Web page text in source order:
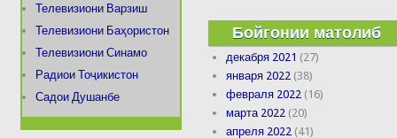
Телевизиони Варзиш
Телевизиони Баҳористон
Телевизиони Синамо
Радиои Тоҷикистон
Садои Душанбе
Бойгонии матолиб
декабря 2021 (27)
января 2022 (38)
февраля 2022 (16)
марта 2022 (20)
апреля 2022 (41)